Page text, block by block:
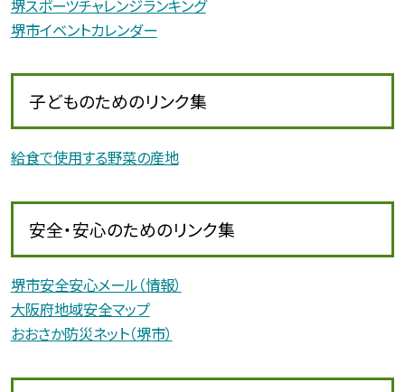
堺スポーツチャレンジランキング
堺市イベントカレンダー
子どものためのリンク集
給食で使用する野菜の産地
安全・安心のためのリンク集
堺市安全安心メール（情報）
大阪府地域安全マップ
おおさか防災ネット（堺市）